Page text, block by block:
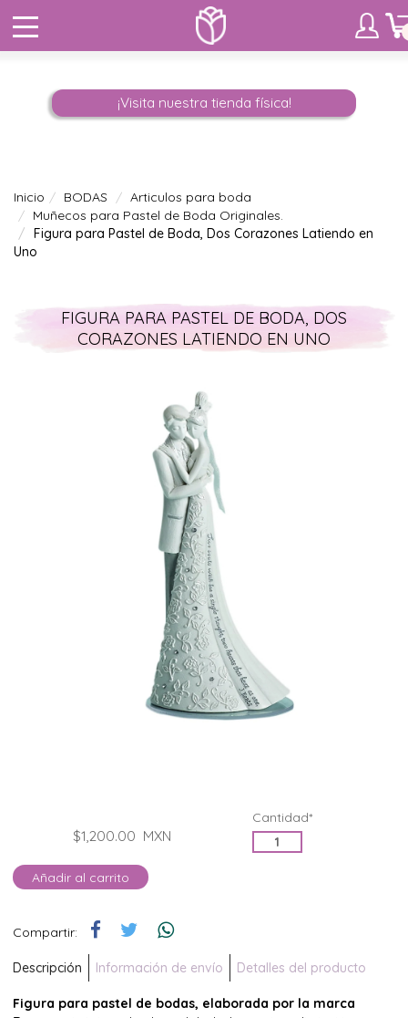
¡Visita nuestra tienda física!
Inicio BODAS
Articulos para boda
Muñecos para Pastel de Boda Originales.
Figura para Pastel de Boda, Dos Corazones Latiendo en
Uno
FIGURA PARA PASTEL DE BODA, DOS
CORAZONES LATIENDO EN UNO
$1,200.00 MXN
Cantidad*
Añadir al carrito
Compartir:
Descripción Información de envío Detalles del producto
Figura para pastel de bodas, elaborada por la marca